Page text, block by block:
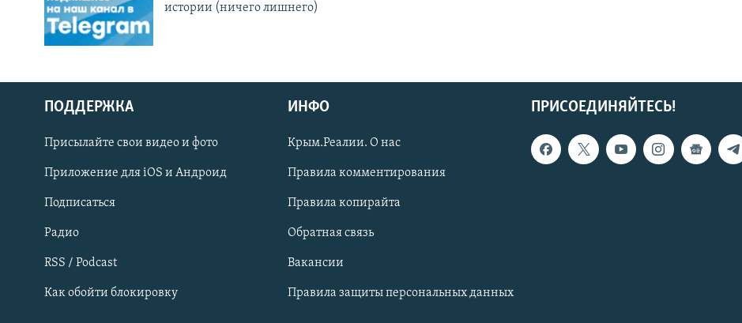
Українською
Qırımtatar
ПРИСОЕДИНЯЙТЕСЬ!
истории (ничего лишнего)
ПРИСОЕДИНЯЙТЕСЬ!
ПОДДЕРЖКА
Присылайте свои видео и фото
Приложение для iOS и Андроид
Подписаться
Радио
RSS / Podcast
Как обойти блокировку
ИНФО
Крым.Реалии. О нас
Правила комментирования
Правила копирайта
Обратная связь
Вакансии
Правила защиты персональных данных